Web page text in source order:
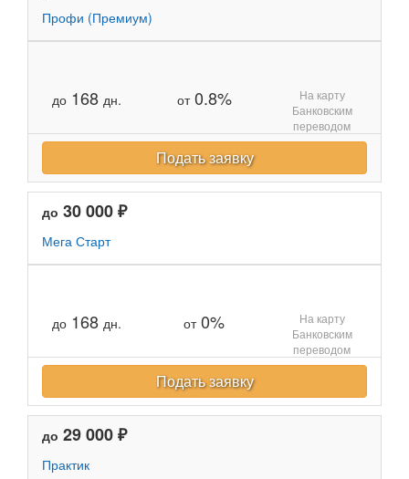
Профи (Премиум)
до 168 дн. от0.8%
На карту
Банковским
переводом
Подать заявку
до 30 000 ₽
Мега Старт
до 168 дн. от0%
На карту
Банковским
переводом
Подать заявку
до 29 000 ₽
Практик